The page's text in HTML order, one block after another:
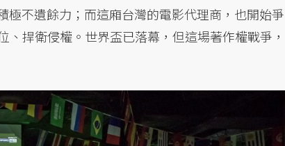
極不遺餘力；而這廂台灣的電影代理商，也開始爭
捍衛侵權。世界盃已落幕，但這場著作權戰爭，